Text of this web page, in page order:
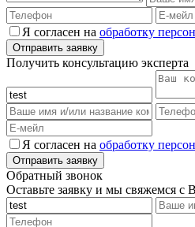
Я согласен на обработку
Получить консультацию эксперта
Я согласен на обработку
Обратный звонок
Оставьте заявку и мы свяжемся с